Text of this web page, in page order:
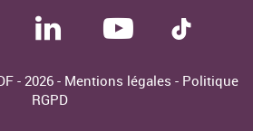
- 2026 - Mentions légales - Politique
RGPD